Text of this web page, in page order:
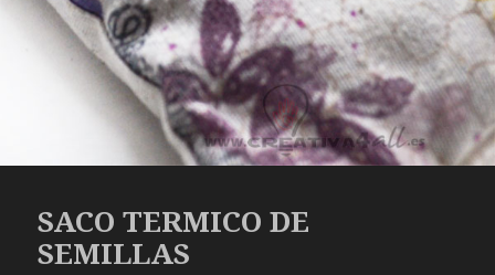
SACO TERMICO DE
SEMILLAS